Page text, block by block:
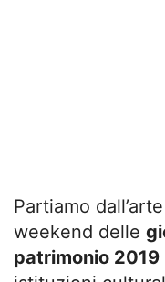
Partiamo
weekend delle
patrimonio 2019